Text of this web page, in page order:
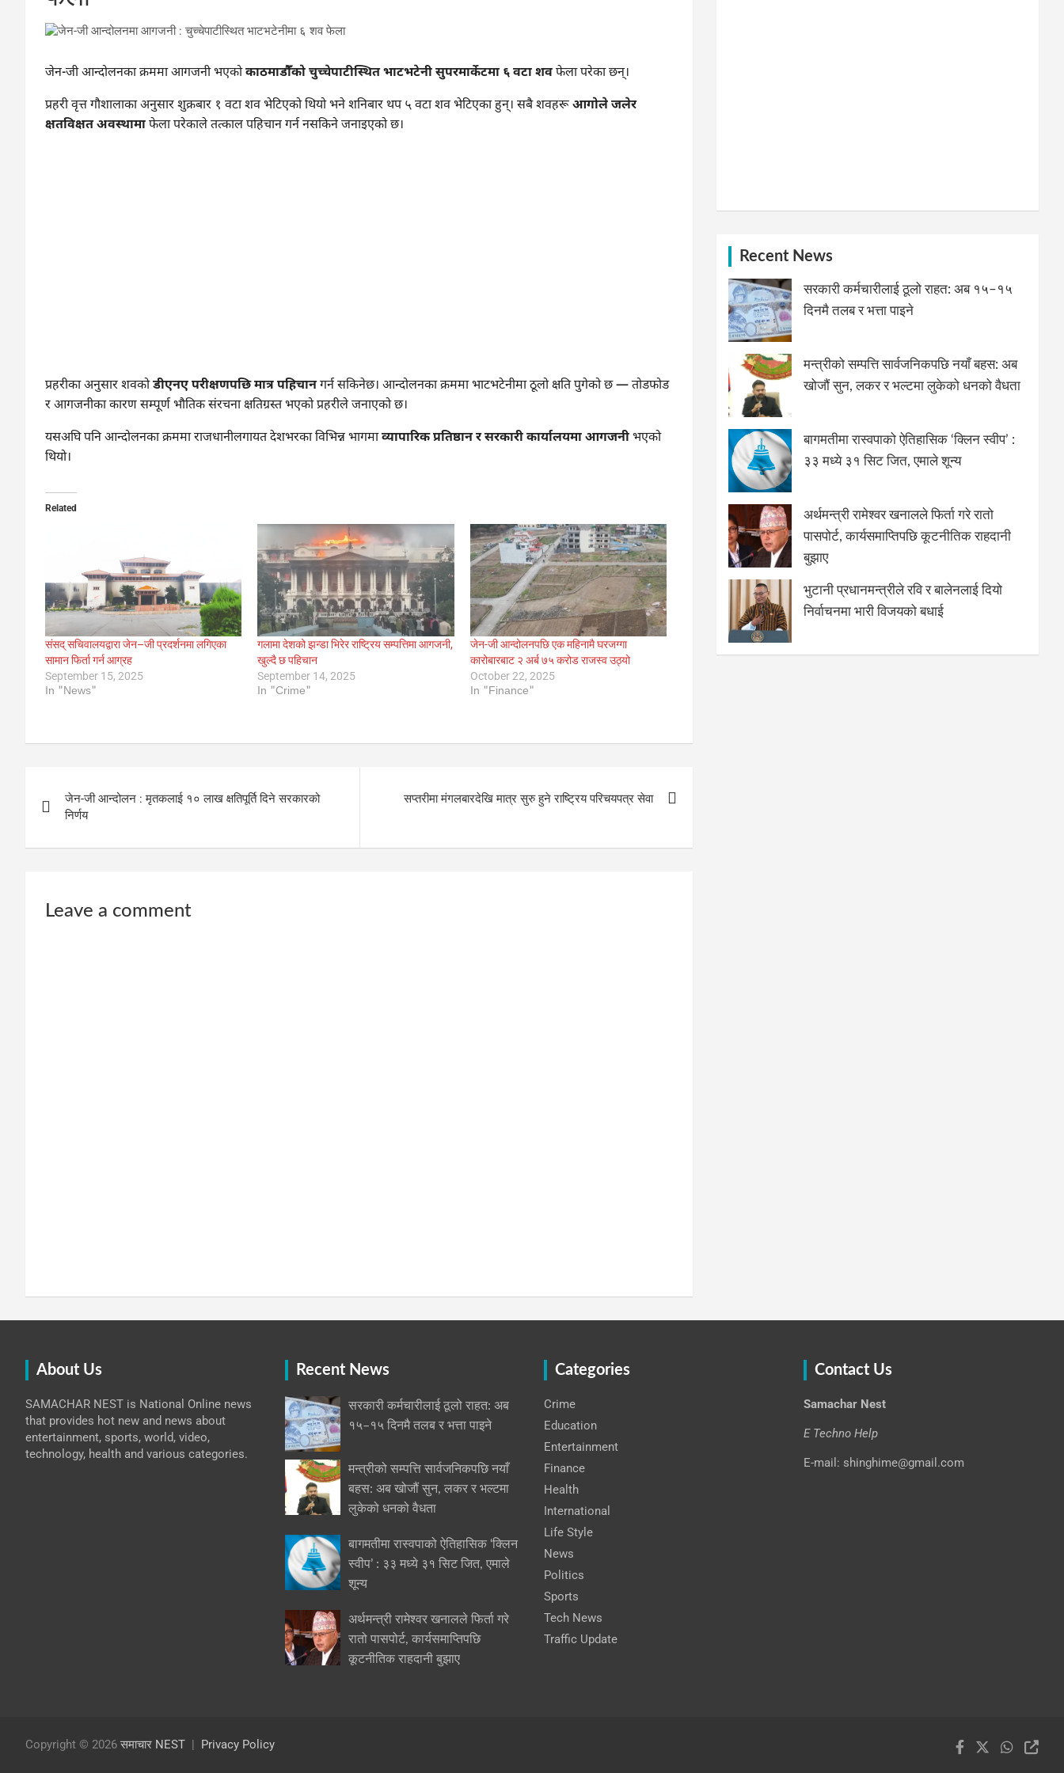
जेन-जी आन्दोलनका क्रममा आगजनी भएकोकाठमाडौँको चुच्चेपाटीस्थित भाटभटेनी सुपरमार्केटमा ६ वटा शवफेला परेका छन्।
प्रहरी वृत्त गौशालाका अनुसार शुक्रबार १ वटा शव भेटिएको थियो भने शनिबार थप ५ वटा शव भेटिएका हुन्। सबै शवहरूआगोले जलेर
क्षतविक्षत अवस्थामाफेला परेकाले तत्काल पहिचान गर्न नसकिने जनाइएको छ।
प्रहरीका अनुसार शवकोडीएनए परीक्षणपछि मात्र पहिचानगर्न सकिनेछ। आन्दोलनका क्रममा भाटभटेनीमा ठूलो क्षति पुगेको छ — तोडफोड
र आगजनीका कारण सम्पूर्ण भौतिक संरचना क्षतिग्रस्त भएको प्रहरीले जनाएको छ।
यसअघि पनि आन्दोलनका क्रममा राजधानीलगायत देशभरका विभिन्न भागमाव्यापारिक प्रतिष्ठान र सरकारी कार्यालयमा आगजनीभएको
थियो।
Related
संसद् सचिवालयद्वारा जेन–जी प्रदर्शनमा लगिएका
सामान फिर्ता गर्न आग्रह
September 15, 2025
In "News"
गलामा देशको झन्डा भिरेर राष्ट्रिय सम्पत्तिमा आगजनी,
खुल्दै छ पहिचान
September 14, 2025
In "Crime"
जेन-जी आन्दोलनपछि एक महिनामै घरजग्गा
कारोबारबाट २ अर्ब ७५ करोड राजस्व उठ्यो
October 22, 2025
In "Finance"
navigation
जेन-जी आन्दोलन : मृतकलाई १० लाख क्षतिपूर्ति दिने सरकारको
निर्णय
सप्तरीमा मंगलबारदेखि मात्र सुरु हुने राष्ट्रिय परिचयपत्र सेवा
Leave a comment
Recent News
सरकारी कर्मचारीलाई ठूलो राहत: अब १५–१५
दिनमै तलब र भत्ता पाइने
मन्त्रीको सम्पत्ति सार्वजनिकपछि नयाँ बहस: अब
खोजौं सुन, लकर र भल्टमा लुकेको धनको वैधता
बागमतीमा रास्वपाको ऐतिहासिक ‘क्लिन स्वीप’ :
३३ मध्ये ३१ सिट जित, एमाले शून्य
अर्थमन्त्री रामेश्वर खनालले फिर्ता गरे रातो
पासपोर्ट, कार्यसमाप्तिपछि कूटनीतिक राहदानी
बुझाए
भुटानी प्रधानमन्त्रीले रवि र बालेनलाई दियो
निर्वाचनमा भारी विजयको बधाई
About Us
SAMACHAR NEST is National Online news
that provides hot new and news about
entertainment, sports, world, video,
technology, health and various categories.
Recent News
सरकारी कर्मचारीलाई ठूलो राहत: अब
१५–१५ दिनमै तलब र भत्ता पाइने
मन्त्रीको सम्पत्ति सार्वजनिकपछि नयाँ
बहस: अब खोजौं सुन, लकर र भल्टमा
लुकेको धनको वैधता
बागमतीमा रास्वपाको ऐतिहासिक ‘क्लिन
स्वीप’ : ३३ मध्ये ३१ सिट जित, एमाले
शून्य
अर्थमन्त्री रामेश्वर खनालले फिर्ता गरे
रातो पासपोर्ट, कार्यसमाप्तिपछि
कूटनीतिक राहदानी बुझाए
Categories
Crime
Education
Entertainment
Finance
Health
International
Life Style
News
Politics
Sports
Tech News
Traffic Update
Contact Us
Samachar Nest
E Techno Help
E-mail: shinghime@gmail.com
Copyright © 2026 समाचार NEST Privacy Policy